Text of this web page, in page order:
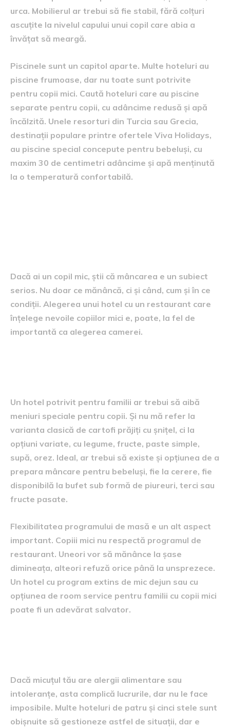
urca. Mobilierul ar trebui să fie stabil, fără colțuri
ascuțite la nivelul capului unui copil care abia a
învățat să meargă.
Piscinele sunt un capitol aparte. Multe hoteluri au
piscine frumoase, dar nu toate sunt potrivite
pentru copii mici. Caută hoteluri care au piscine
separate pentru copii, cu adâncime redusă și apă
încălzită. Unele resorturi din Turcia sau Grecia,
destinații populare printre ofertele Viva Holidays,
au piscine special concepute pentru bebeluși, cu
maxim 30 de centimetri adâncime și apă menținută
la o temperatură confortabilă.
Dacă ai un copil mic, știi că mâncarea e un subiect
serios. Nu doar ce mănâncă, ci și când, cum și în ce
condiții. Alegerea unui hotel cu un restaurant care
înțelege nevoile copiilor mici e, poate, la fel de
importantă ca alegerea camerei.
Un hotel potrivit pentru familii ar trebui să aibă
meniuri speciale pentru copii. Și nu mă refer la
varianta clasică de cartofi prăjiți cu șnițel, ci la
opțiuni variate, cu legume, fructe, paste simple,
supă, orez. Ideal, ar trebui să existe și opțiunea de a
prepara mâncare pentru bebeluși, fie la cerere, fie
disponibilă la bufet sub formă de piureuri, terci sau
fructe pasate.
Flexibilitatea programului de masă e un alt aspect
important. Copiii mici nu respectă programul de
restaurant. Uneori vor să mănânce la șase
dimineața, alteori refuză orice până la unsprezece.
Un hotel cu program extins de mic dejun sau cu
opțiunea de room service pentru familii cu copii mici
poate fi un adevărat salvator.
Dacă micuțul tău are alergii alimentare sau
intoleranțe, asta complică lucrurile, dar nu le face
imposibile. Multe hoteluri de patru și cinci stele sunt
obișnuite să gestioneze astfel de situații, dar e